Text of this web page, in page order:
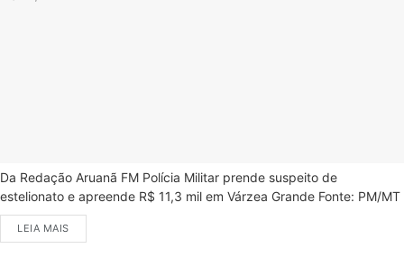
Da Redação Aruanã FM Polícia Militar prende suspeito de
estelionato e apreende R$ 11,3 mil em Várzea Grande Fonte: PM/MT
LEIA MAIS